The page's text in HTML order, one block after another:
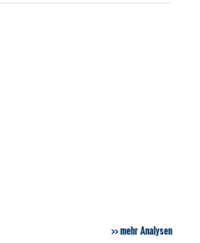
mehr Analysen